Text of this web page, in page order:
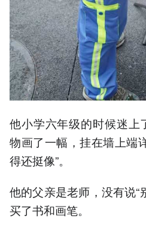
他小学六年级的时候迷上
物画了一幅，挂在墙上端
得还挺像”。
他的父亲是老师，没有说“
买了书和画笔。